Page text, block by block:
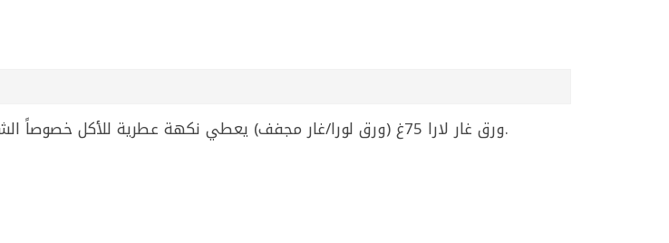
ورق غار لارا 75غ (ورق لورا/غار مجفف) يعطي نكهة عطرية للأكل خصوصاً الشوربات والمرق واليخنات والأرز، ويُزال قبل التقديم لأنه قاسي للأكل.